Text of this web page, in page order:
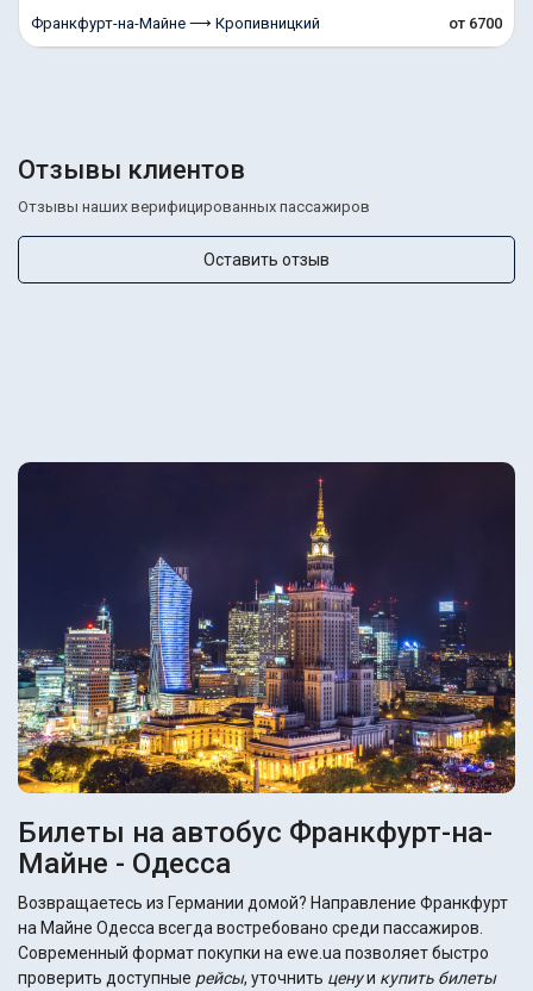
Франкфурт-на-Майне ⟶ Кропивницкий от 6700
Отзывы клиентов
Отзывы наших верифицированных пассажиров
Оставить отзыв
Билеты на автобус Франкфурт-на-
Майне - Одесса
Возвращаетесь из Германии домой? Направление Франкфурт
на Майне Одесса всегда востребовано среди пассажиров.
Современный формат покупки на ewe.ua позволяет быстро
проверить доступные рейсы, уточнить ценуи купить билеты